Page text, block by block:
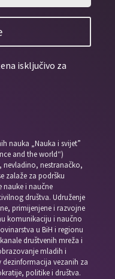
isključivo za
nauka „Nauka i svijet”
and the world“)
nevladino, nestranačko,
zalaže za podršku
i naučne
društva. Udruženje
primijenjene i razvojne
komunikaciju i naučno
u BiH i regionu
društvenih mreža i
mladih i
vezanih za
politike i društva.